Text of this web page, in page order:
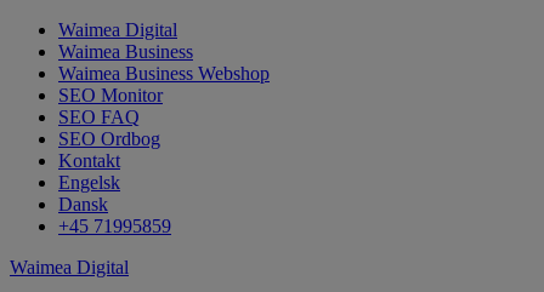
Waimea Digital
Waimea Business
Waimea Business Webshop
SEO Monitor
SEO FAQ
SEO Ordbog
Kontakt
Engelsk
Dansk
+45 71995859
Waimea Digital